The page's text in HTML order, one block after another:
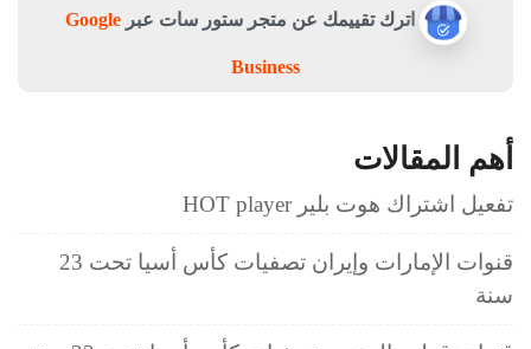
اترك تقييمك عن متجر ستور سات عبرGoogle
Business
أهم المقالات
تفعيل اشتراك هوت بلير HOT player
قنوات الإمارات وإيران تصفيات كأس أسيا تحت 23
سنة